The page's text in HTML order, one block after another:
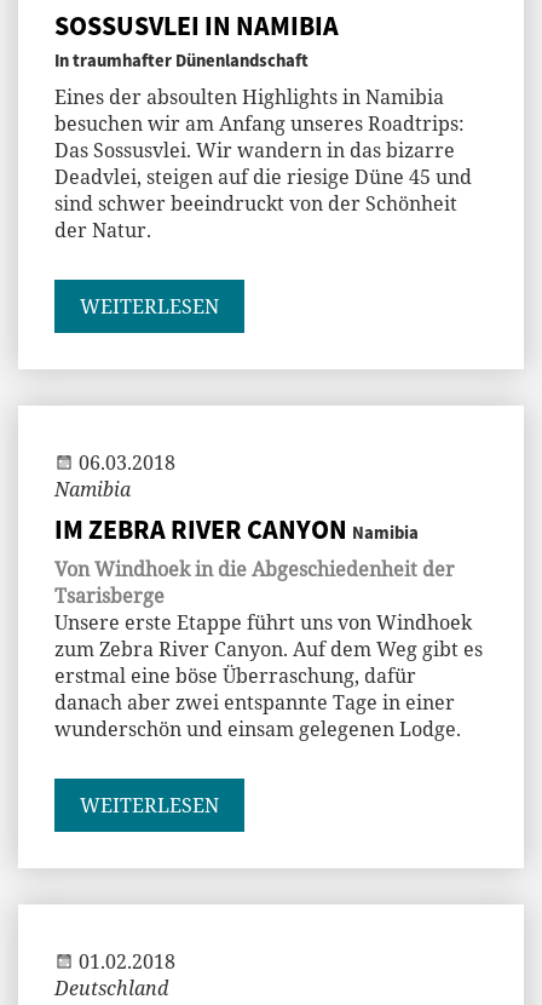
SOSSUSVLEI IN NAMIBIA
In traumhafter Dünenlandschaft
Eines der absoulten Highlights in Namibia
besuchen wir am Anfang unseres Roadtrips:
Das Sossusvlei. Wir wandern in das bizarre
Deadvlei, steigen auf die riesige Düne 45 und
sind schwer beeindruckt von der Schönheit
der Natur.
WEITERLESEN
06.03.2018
Namibia
IM ZEBRA RIVER CANYON Namibia
Von Windhoek in die Abgeschiedenheit der
Tsarisberge
Unsere erste Etappe führt uns von Windhoek
zum Zebra River Canyon. Auf dem Weg gibt es
erstmal eine böse Überraschung, dafür
danach aber zwei entspannte Tage in einer
wunderschön und einsam gelegenen Lodge.
WEITERLESEN
01.02.2018
Deutschland